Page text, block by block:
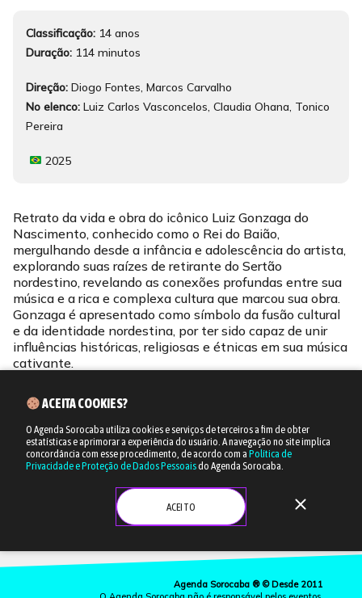
Classificação: 14 anos
Duração: 114 minutos
Direção: Diogo Fontes, Marcos Carvalho
No elenco: Luiz Carlos Vasconcelos, Claudia Ohana, Tonico
Pereira
2025
Retrato da vida e obra do icônico Luiz Gonzaga do
Nascimento, conhecido como o Rei do Baião,
mergulhando desde a infância e adolescência do artista,
explorando suas raízes de retirante do Sertão
nordestino, revelando as conexões profundas entre sua
música e a rica e complexa cultura que marcou sua obra.
Gonzaga é apresentado como símbolo da fusão cultural
e da identidade nordestina, por ter sido capaz de unir
influências históricas, religiosas e étnicas em sua música
cativante.
Agenda Sorocaba ® © Desde 2011
ACEITA COOKIES?
O Agenda Sorocaba utiliza cookies e serviços de terceiros a fim de obter
estatísticas e aprimorar a experiência do usuário. A navegação no site implica
concordância com esse procedimento, de acordo com a Política de
Privacidade e Proteção de Dados Pessoaisdo Agenda Sorocaba.
ACEITO close